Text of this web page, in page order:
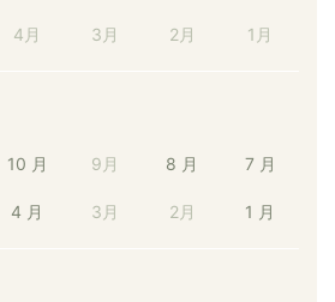
4月 3月 2月 1月
10 月 9月 8 月 7 月
4 月 3月 2月 1 月